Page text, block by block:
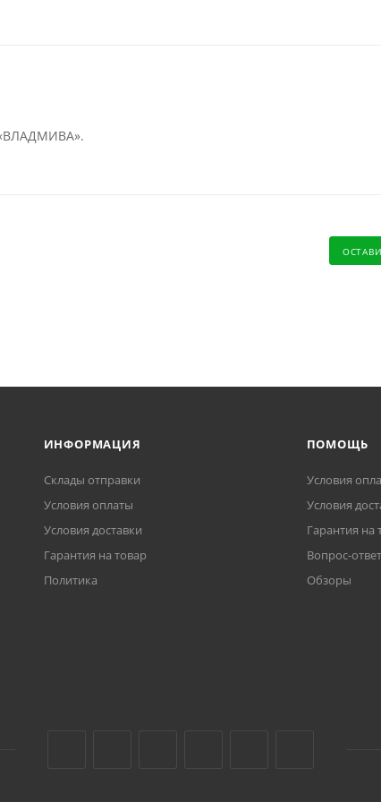
ИНФОРМАЦИЯ
Склады отправки
Условия оплаты
Условия доставки
Гарантия на товар
Политика
ПОМОЩЬ
Условия
Условия
Гарантия на
Вопрос-ответ
Обзоры